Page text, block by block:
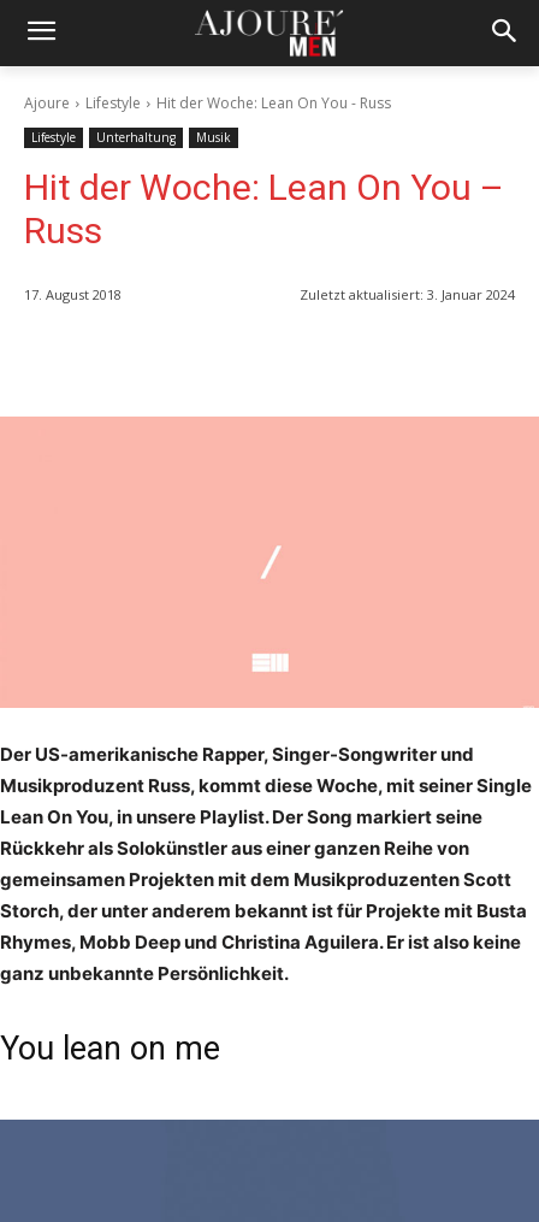
Ajoure Lifestyle Hit der Woche: Lean On You - Russ
Lifestyle Unterhaltung Musik
Hit der Woche: Lean On You –
Russ
17. August 2018 Zuletzt aktualisiert: 3. Januar 2024
Der US-amerikanische Rapper, Singer-Songwriter und
Musikproduzent Russ, kommt diese Woche, mit seiner Single
Lean On You, in unsere Playlist. Der Song markiert seine
Rückkehr als Solokünstler aus einer ganzen Reihe von
gemeinsamen Projekten mit dem Musikproduzenten Scott
Storch, der unter anderem bekannt ist für Projekte mit Busta
Rhymes, Mobb Deep und Christina Aguilera. Er ist also keine
ganz unbekannte Persönlichkeit.
You lean on me